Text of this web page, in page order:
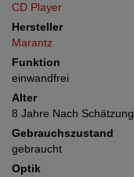
CD Player
Hersteller
Marantz
Funktion
einwandfrei
Alter
8 Jahre Nach Schätzung
Gebrauchszustand
gebraucht
Optik